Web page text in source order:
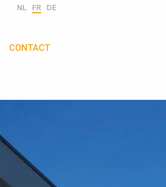
NL FR DE
CONTACT